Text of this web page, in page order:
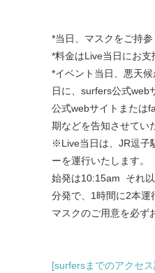
*当日、マスクをご持参
*料金はLive当日にお支
*イベント当日、悪天
日に、surfers公式web
公式webサイトまたは
期などを告知させてい
※Live当日は、 JR逗子
ーを運行いたします。
始発は10:15am それ
分発で、 1時間に2本運
マスクのご用意を必ず
[surfersまでのアクセ